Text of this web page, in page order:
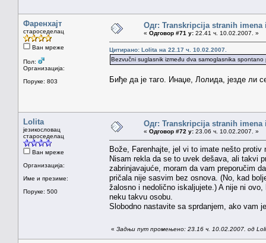
Фаренхајт
староседелац
Ван мреже
Пол:
Организација:
Поруке: 803
Одг: Transkripcija stranih imena
« Одговор #71 у: 22.41 ч. 10.02.2007. »
Цитирано: Lolita на 22.17 ч. 10.02.2007.
Bezvučni suglasnik između dva samoglasnika spontano
Биђе да је таго. Инаџе, Лолида, језде ли
Lolita
језикословац
староседелац
Ван мреже
Организација:
Име и презиме:
Поруке: 500
Одг: Transkripcija stranih imena
« Одговор #72 у: 23.06 ч. 10.02.2007. »
Bože, Farenhajte, jel vi to imate nešto
Nisam rekla da se to uvek dešava, ali takvi
zabrinjavajuće, moram da vam preporučim
pričala nije sasvim bez osnova. (No, kad
žalosno i nedolično iskaljujete.) A nije ni
neku takvu osobu.
Slobodno nastavite sa sprdanjem, ako vam
« Задњи пут промењено: 23.16 ч. 10.02.2007. од